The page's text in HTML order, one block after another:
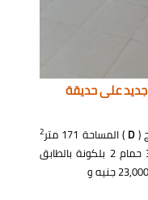
جديد على حديقة
(
D ) المساحة 171 متر 2
شرقي تطل على حديقة تشمل 3 نوم 3 حمام 2 بلكونة بالطابق